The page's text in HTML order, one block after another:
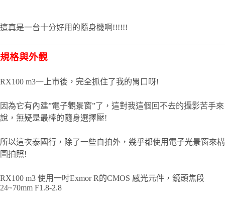
這真是一台十分好用的隨身機啊!!!!!!
規格與外觀
RX100 m3一上市後，完全抓住了我的胃口呀!
因為它有內建”電子觀景窗”了，這對我這個回不去的攝影苦手來
說，無疑是最棒的隨身選擇壓!
所以這次泰國行，除了一些自拍外，幾乎都使用電子光景窗來構
圖拍照!
RX100 m3 使用一吋Exmor R的CMOS 感光元件，鏡頭焦段
24~70mm F1.8-2.8